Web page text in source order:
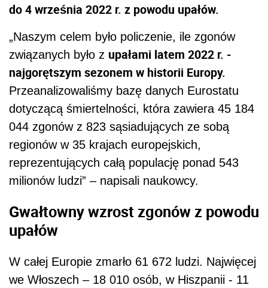
do 4 września 2022 r. z powodu upałów.
„Naszym celem było policzenie, ile zgonów
związanych było z upałami latem 2022 r. -
najgorętszym sezonem w historii Europy.
Przeanalizowaliśmy bazę danych Eurostatu
dotyczącą śmiertelności, która zawiera 45 184
044 zgonów z 823 sąsiadujących ze sobą
regionów w 35 krajach europejskich,
reprezentujących całą populację ponad 543
milionów ludzi” – napisali naukowcy.
Gwałtowny wzrost zgonów z powodu
upałów
W całej Europie zmarło 61 672 ludzi. Najwięcej
we Włoszech – 18 010 osób, w Hiszpanii - 11